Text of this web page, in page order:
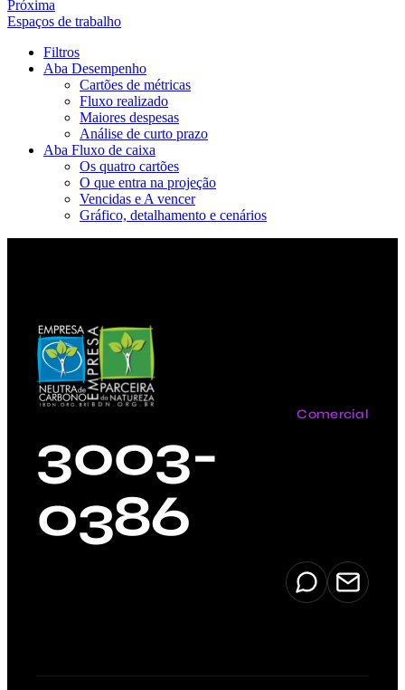
Próxima
Espaços de trabalho
Filtros
Aba Desempenho
Cartões de métricas
Fluxo realizado
Maiores despesas
Análise de curto prazo
Aba Fluxo de caixa
Os quatro cartões
O que entra na projeção
Vencidas e A vencer
Gráfico, detalhamento e cenários
Comercial
3003-
0386